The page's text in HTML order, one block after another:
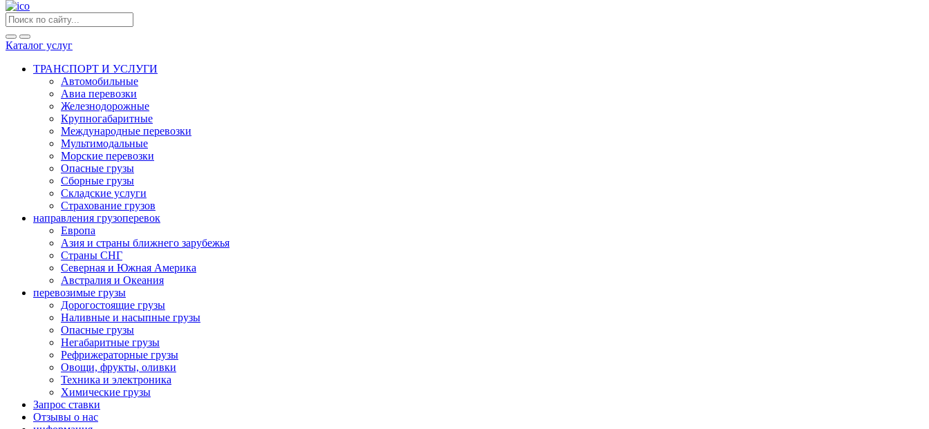
Каталог услуг
ТРАНСПОРТ И УСЛУГИ
Автомобильные
Авиа перевозки
Железнодорожные
Крупногабаритные
Международные перевозки
Мультимодальные
Морские перевозки
Опасные грузы
Сборные грузы
Складские услуги
Страхование грузов
направления грузоперевок
Европа
Азия и страны ближнего зарубежья
Страны СНГ
Северная и Южная Америка
Австралия и Океания
перевозимые грузы
Дорогостоящие грузы
Наливные и насыпные грузы
Опасные грузы
Негабаритные грузы
Рефрижераторные грузы
Овощи, фрукты, оливки
Техника и электроника
Химические грузы
Запрос ставки
Отзывы о нас